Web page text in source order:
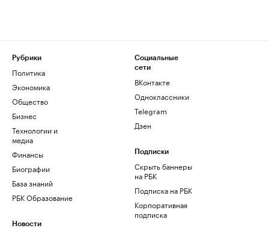
Рубрики
Политика
Экономика
Общество
Бизнес
Технологии и
медиа
Финансы
Биографии
База знаний
РБК Образование
Новости
Социальные
сети
ВКонтакте
Одноклассники
Telegram
Дзен
Подписки
Скрыть баннеры
на РБК
Подписка на РБК
Корпоративная
подписка